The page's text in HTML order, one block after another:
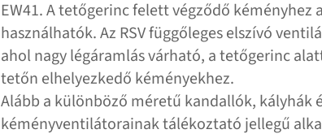
EW41. A tetőgerinc felett végződő kéményhez
használhatók. Az RSV függőleges elszívó
ahol nagy légáramlás várható, a tetőgerinc
tetőn elhelyezkedő kéményekhez.
Alább a különböző méretű kandallók, kályhák
kéményventilátorainak tálékoztató jellegű